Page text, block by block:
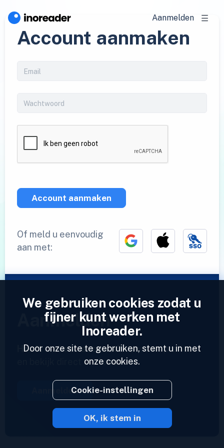
Aanmelden
Account aanmaken
Account aanmaken
Of meld u eenvoudig
aan met:
Aanmelden
Heeft u al een account?Voer een profiel in
en bekijk direct uw feeds.
Aanmelden
2023 © Inoreader
We gebruiken cookies zodat u
fijner kunt werken met
Inoreader.
Door onze site te gebruiken, stemt u in met
onze cookies.
Cookie-instellingen
OK, ik stem in